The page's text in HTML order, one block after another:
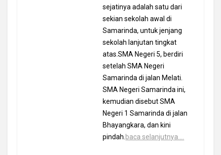
sejatinya adalah satu dari
sekian sekolah awal di
Samarinda, untuk jenjang
sekolah lanjutan tingkat
atas.SMA Negeri 5, berdiri
setelah SMA Negeri
Samarinda di jalan Melati.
SMA Negeri Samarinda ini,
kemudian disebut SMA
Negeri 1 Samarinda di jalan
Bhayangkara, dan kini
pindah. baca selanjutnya....